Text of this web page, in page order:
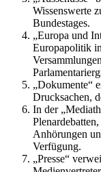
Wissenswerte
Bundestages.
„Europa und
Europapolitik
„Dokumente“
Drucksachen,
In der
Anhörungen
Verfügung.
„Presse“